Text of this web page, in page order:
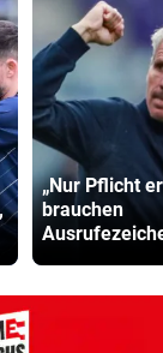
„Nur Pflicht
brauchen